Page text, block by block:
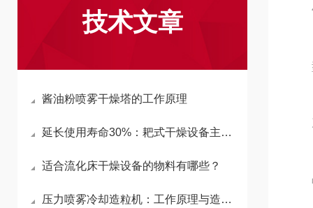
技术文章
酱油粉喷雾干燥塔的工作原理
延长使用寿命30%：耙式干燥设备主轴密封结构与轴承座的维护规范
适合流化床干燥设备的物料有哪些？
压力喷雾冷却造粒机：工作原理与造粒优势解析
型
产
品